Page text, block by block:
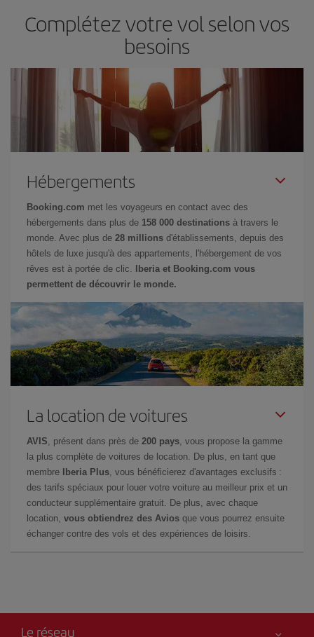
Complétez votre vol selon vos
besoins
Hébergements
Booking.com met les voyageurs en contact avec des
hébergements dans plus de 158 000 destinations à travers le
monde. Avec plus de 28 millions d'établissements, depuis des
hôtels de luxe jusqu'à des appartements, l'hébergement de vos
rêves est à portée de clic.
Iberia et Booking.com vous
permettent de découvrir le monde.
La location de voitures
AVIS , présent dans près de 200 pays , vous propose la gamme
la plus complète de voitures de location. De plus, en tant que
membre
Iberia Plus , vous bénéficierez d'avantages exclusifs :
des tarifs spéciaux pour louer votre voiture au meilleur prix et un
conducteur supplémentaire gratuit. De plus, avec chaque
location, vous obtiendrez des Avios que vous pourrez ensuite
échanger contre des vols et des expériences de loisirs.
Le réseau